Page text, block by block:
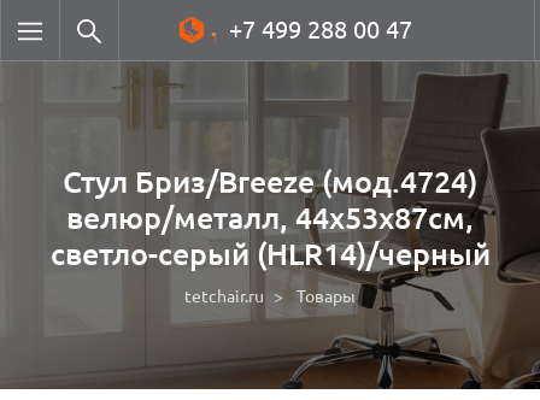
+7 499 288 00 47
Стул Бриз/Breeze (мод.4724)
велюр/металл, 44х53х87см,
светло-серый (HLR14)/черный
tetchair.ru Товары